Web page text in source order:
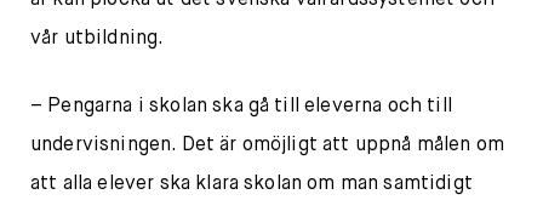
vår utbildning.
– Pengarna i skolan ska gå till eleverna och till
undervisningen. Det är omöjligt att uppnå målen om
att alla elever ska klara skolan om man samtidigt